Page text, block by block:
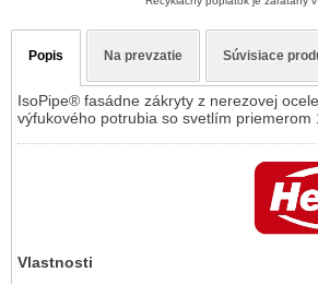
Popis Na prevzatie Súvisiace
IsoPipe® fasádne zákryty z nerezovej
výfukového potrubia so svetlím priemerom
Vlastnosti